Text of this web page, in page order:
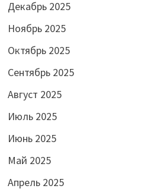
Декабрь 2025
Ноябрь 2025
Октябрь 2025
Сентябрь 2025
Август 2025
Июль 2025
Июнь 2025
Май 2025
Апрель 2025